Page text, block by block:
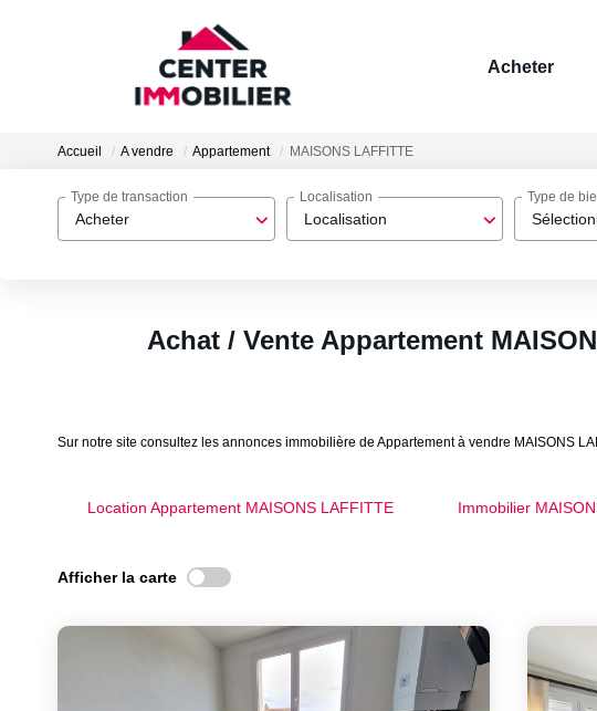
Acheter
Accueil A vendre Appartement MAISONS LAFFITTE
Acheter
Type de transaction
Localisation
Localisation Type de
Achat / Vente Appartement
Sur notre site consultez les annonces immobilière de Appartement à vendre MAISONS
Location Appartement MAISONS LAFFITTE Immobilier
Afficher la carte